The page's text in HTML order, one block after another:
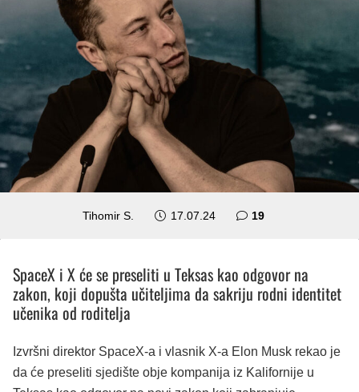
Tihomir S. 17.07.24 19komentara
SpaceX i X će se preseliti u Teksas kao odgovor na
zakon, koji dopušta učiteljima da sakriju rodni identitet
učenika od roditelja
Izvršni direktor SpaceX-a i vlasnik X-a Elon Musk rekao je
da će preseliti sjedište obje kompanija iz Kalifornije u